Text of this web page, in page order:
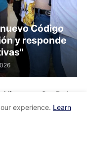
Código
y responde
a San Pedro
experience. Learn